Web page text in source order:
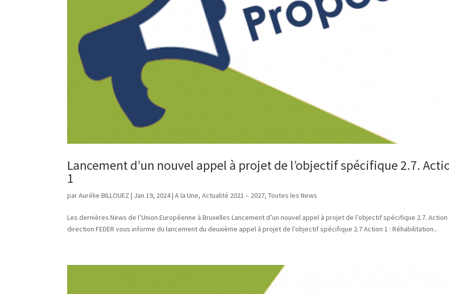
Lancement d’un nouvel appel à projet de l’objectif spécifique 2.7.
1
parAurélie BILLOUEZ | Jan 19, 2024|A la Une,Actualité 2021 – 2027,Toutes les News
Les dernières News de l’Union Européenne à Bruxelles Lancement d’un nouvel appel à projet de l’objectif spécifique 2.7. Action
direction FEDER vous informe du lancement du deuxième appel à projet de l’objectif spécifique 2.7 Action 1 : Réhabilitation...